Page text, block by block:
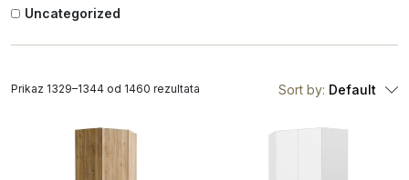
Uncategorized
Sort by: Default
Prikaz 1329–1344 od 1460 rezultata